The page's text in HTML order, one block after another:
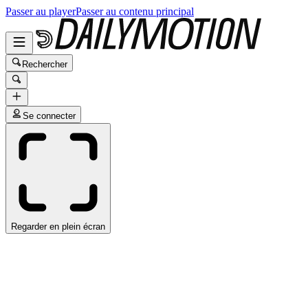
Passer au playerPasser au contenu principal
Rechercher
Se connecter
Regarder en plein écran